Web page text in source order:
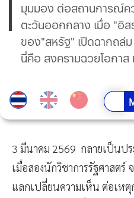
มุมมอง ต่อสถานการณ์ค
ตะวันออกกลาง เมื่อ "อิส
ของ"สหรัฐ" เปิดฉากถล่
นี่คือ สงครามฉวยโอกา
3 มีนาคม 2569 กลายเป็นป
เมื่อสองนักวิชาการรัฐศาสต
แลกเปลี่ยนความเห็น ต่อเหตุ